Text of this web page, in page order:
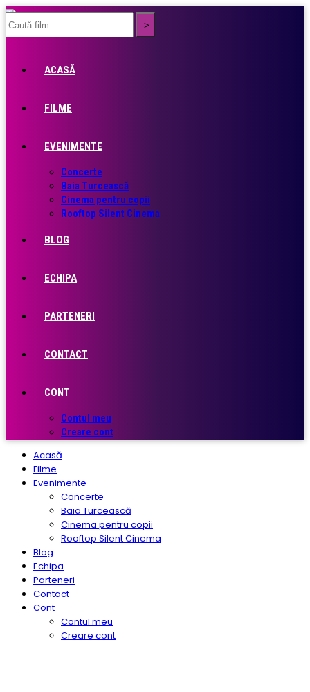
ACASĂ
FILME
EVENIMENTE
Concerte
Baia Turcească
Cinema pentru copii
Rooftop Silent Cinema
BLOG
ECHIPA
PARTENERI
CONTACT
CONT
Contul meu
Creare cont
Acasă
Filme
Evenimente
Concerte
Baia Turcească
Cinema pentru copii
Rooftop Silent Cinema
Blog
Echipa
Parteneri
Contact
Cont
Contul meu
Creare cont